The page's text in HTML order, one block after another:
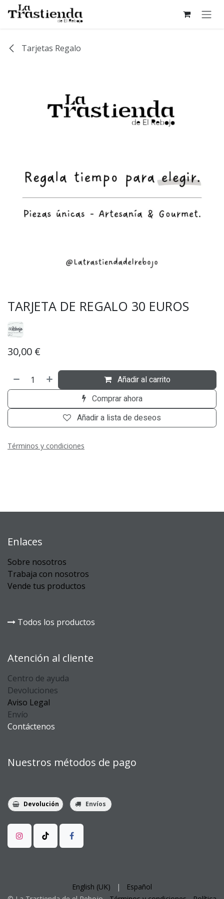
Ir al contenido
Tarjetas Regalo
TARJETA DE REGALO 30 EUROS
30,00 €
Añadir al carrito
Comprar ahora
Añadir a lista de deseos
Términos y condiciones
Enlaces
Sobre nosotros
Trabaja con nosotros
Vende tus productos
Todos los productos
Atención al cliente
Centro de ayuda
Devoluciones
Aviso Legal
Envío
Contáctenos
Nuestros métodos de pago
Devolución Envíos
English (UK) | Español